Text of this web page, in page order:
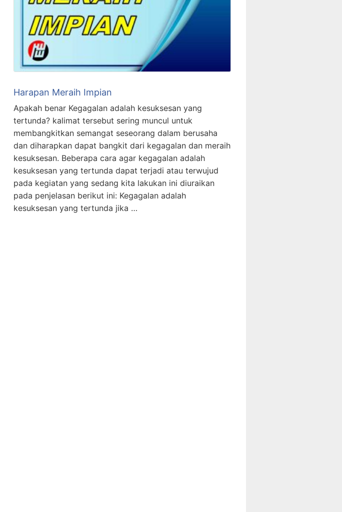
Harapan Meraih Impian
Apakah benar Kegagalan adalah kesuksesan yang
tertunda? kalimat tersebut sering muncul untuk
membangkitkan semangat seseorang dalam berusaha
dan diharapkan dapat bangkit dari kegagalan dan meraih
kesuksesan. Beberapa cara agar kegagalan adalah
kesuksesan yang tertunda dapat terjadi atau terwujud
pada kegiatan yang sedang kita lakukan ini diuraikan
pada penjelasan berikut ini: Kegagalan adalah
kesuksesan yang tertunda jika …